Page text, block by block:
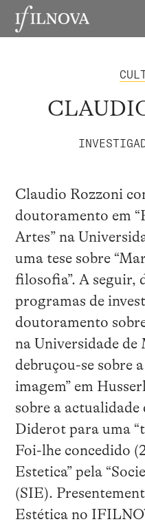
Claudio Rozzoni
doutoramento em
Artes” na
uma tese sobre
filosofia”. A seguir,
programas de
doutoramento
na Universidade
debruçou-se sobre
imagem” em
sobre a actualidade
Diderot para uma
Foi-lhe concedido
Estetica” pela
(SIE).
Estética no